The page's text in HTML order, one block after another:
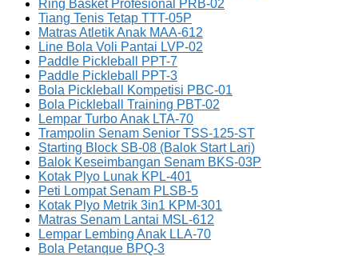
Ring Basket Profesional PRB-02
Tiang Tenis Tetap TTT-05P
Matras Atletik Anak MAA-612
Line Bola Voli Pantai LVP-02
Paddle Pickleball PPT-7
Paddle Pickleball PPT-3
Bola Pickleball Kompetisi PBC-01
Bola Pickleball Training PBT-02
Lempar Turbo Anak LTA-70
Trampolin Senam Senior TSS-125-ST
Starting Block SB-08 (Balok Start Lari)
Balok Keseimbangan Senam BKS-03P
Kotak Plyo Lunak KPL-401
Peti Lompat Senam PLSB-5
Kotak Plyo Metrik 3in1 KPM-301
Matras Senam Lantai MSL-612
Lempar Lembing Anak LLA-70
Bola Petanque BPQ-3